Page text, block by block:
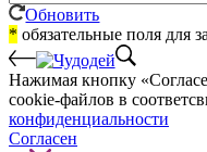
Обновить
* обязательные поля для
Нажимая кнопку
cookie-файлов в
конфиденциальности
Согласен